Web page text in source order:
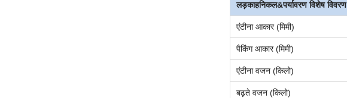
लड़काहनिकल&पर्यावरणविशेष विवरण
एंटीना आकार (मिमी)
पैकिंग आकार (मिमी)
एंटीना वजन (किलो)
बढ़ते वजन (किलो)